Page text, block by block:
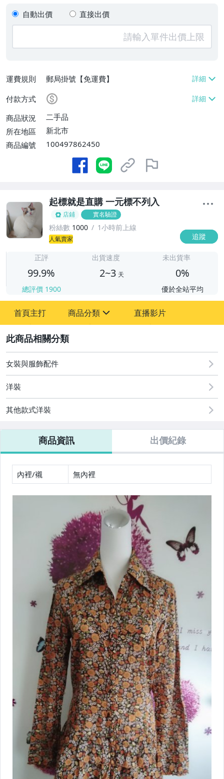
自動出價 直接出價
運費規則
郵局掛號【免運費】
付款方式
商品狀況
二手品
所在地區
新北市
商品編號
100497862450
起標就是直購 一元標不列入
店鋪 實名驗證
粉絲數 1000 1小時前上線
人氣賣家 追蹤
正評
99.9%
總評價 1900
出貨速度
2~3 天
未出貨率
0%
優於全站平均
首頁主打 商品分類
其它
直播影片
女裝與服飾配件
洋裝
其他款式洋裝
商品資訊 出價紀錄
內裡/襯 無內裡